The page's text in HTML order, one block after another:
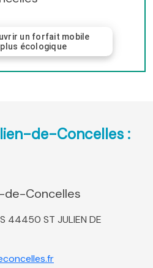
un forfait mobile
plus écologique
de-Concelles :
de-Concelles
44450 ST JULIEN DE